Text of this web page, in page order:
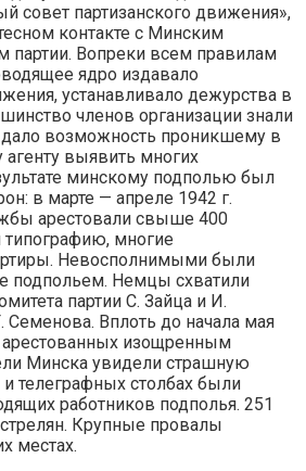
совет партизанского движения»,
контакте с Минским
партии. Вопреки всем правилам
ядро издавало
устанавливало дежурства в
членов организации знали
дало возможность проникшему в
выявить многих
минскому подполью был
в марте — апреле 1942 г.
арестовали свыше 400
типографию, многие
Невосполнимыми были
подпольем. Немцы схватили
партии С. Зайца и И.
Семенова. Вплоть до начала мая
арестованных изощренным
Минска увидели страшную
и телеграфных столбах были
работников подполья. 251
Крупные провалы
местах.